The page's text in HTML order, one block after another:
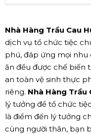
Nhà Hàng Trầu Cau
dịch vụ tổ chức tiệc
phú, đáp ứng mọi nhu
ăn đều được chế biến
an toàn vệ sinh thực
riêng. Nhà Hàng Trầu
lý tưởng để tổ chức
là điểm đến lý tưởng
cùng người thân, bạn